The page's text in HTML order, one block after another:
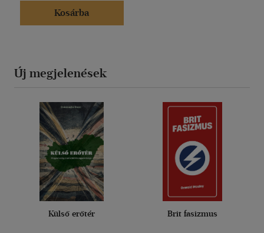
Kosárba
Új megjelenések
Külső erőtér Brit fasizmus